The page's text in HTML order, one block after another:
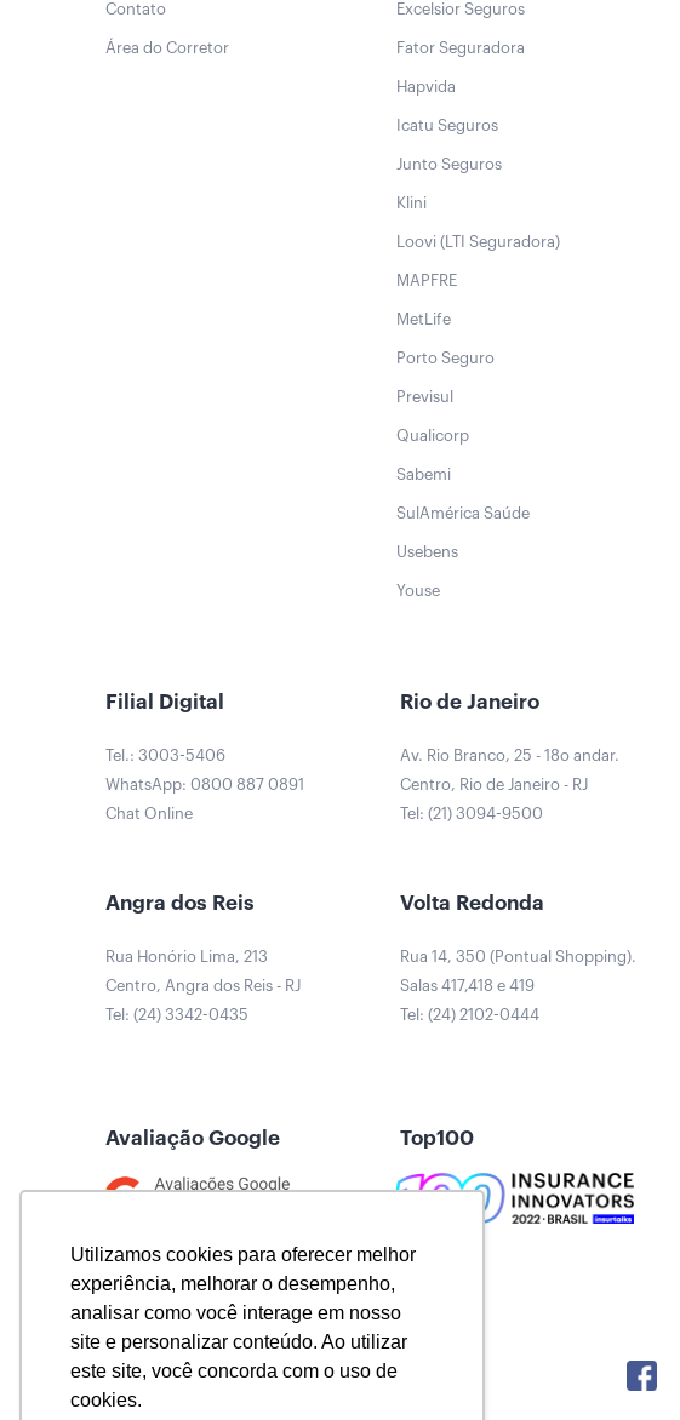
Utilizamos cookies para oferecer melhor
experiência, melhorar o desempenho,
analisar como você interage em nosso
site e personalizar conteúdo. Ao utilizar
este site, você concorda com o uso de
cookies.
Contato
Área do Corretor
Excelsior Seguros
Fator Seguradora
Hapvida
Icatu Seguros
Junto Seguros
Klini
Loovi (LTI Seguradora)
MAPFRE
MetLife
Porto Seguro
Previsul
Qualicorp
Sabemi
SulAmérica Saúde
Usebens
Youse
Filial Digital
Tel.: 3003-5406
WhatsApp: 0800 887 0891
Chat Online
Rio de Janeiro
Av. Rio Branco, 25 - 18o andar.
Centro, Rio de Janeiro - RJ
Tel: (21) 3094-9500
Angra dos Reis
Rua Honório Lima, 213
Centro, Angra dos Reis - RJ
Tel: (24) 3342-0435
Volta Redonda
Rua 14, 350 (Pontual Shopping).
Salas 417,418 e 419
Tel: (24) 2102-0444
Avaliação Google Top100